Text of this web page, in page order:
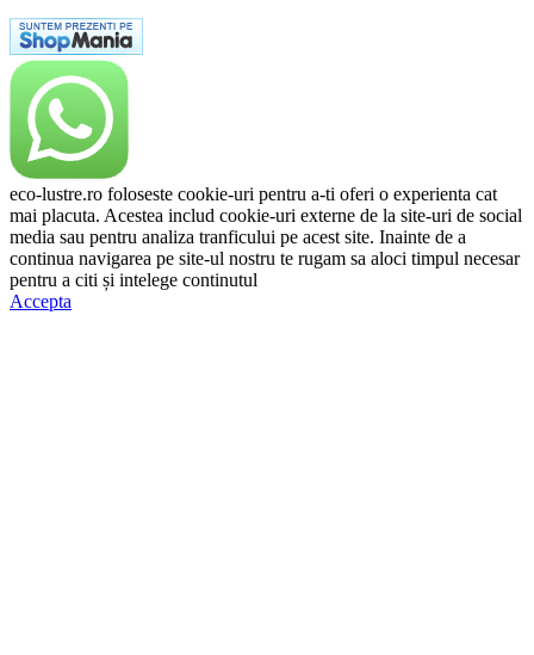
eco-lustre.ro foloseste cookie-uri pentru a-ti oferi o experienta cat
mai placuta. Acestea includ cookie-uri externe de la site-uri de social
media sau pentru analiza tranficului pe acest site. Inainte de a
continua navigarea pe site-ul nostru te rugam sa aloci timpul necesar
pentru a citi și intelege continutul
Accepta